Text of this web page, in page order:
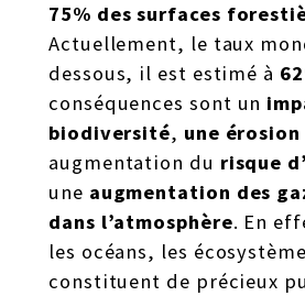
75% des surfaces
Actuellement, le taux
dessous, il est estimé à
conséquences sont un
biodiversité, une érosion
augmentation du risque
une augmentation des
dans l’atmosphère. En
les océans, les
constituent de précieux